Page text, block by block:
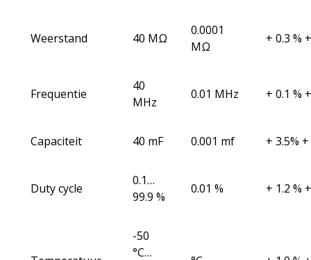
Weerstand 40 MΩ
0.0001
MΩ
+ 0.3 %
Frequentie
40
MHz
0.01 MHz + 0.1 %
Capaciteit 40 mF 0.001 mf + 3.5%
Duty cycle
0.1…
99.9 %
0.01 % + 1.2 %
-50
°C…